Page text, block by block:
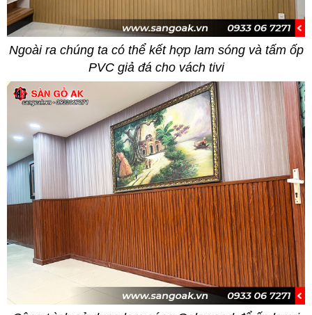
Ngoài ra chúng ta có thể kết hợp lam sóng và tấm ốp
PVC giả đá cho vách tivi